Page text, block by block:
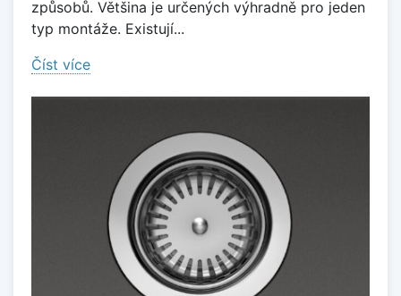
způsobů. Většina je určených výhradně pro jeden
typ montáže. Existují...
Číst více